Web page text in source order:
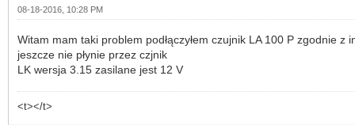
08-18-2016, 10:28 PM
Witam mam taki problem podłączyłem czujnik LA 100 P zgodnie
jeszcze nie płynie przez czjnik
LK wersja 3.15 zasilane jest 12 V
<t></t>